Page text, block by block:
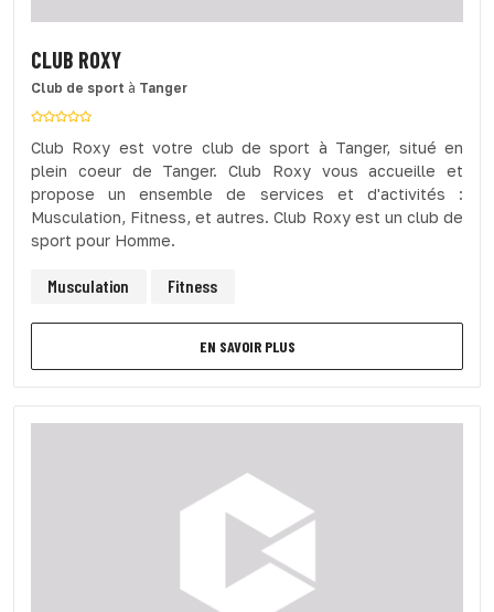
CLUB ROXY
Club de sport à Tanger
Club Roxy est votre club de sport à Tanger, situé en
plein coeur de Tanger. Club Roxy vous accueille et
propose un ensemble de services et d'activités :
Musculation, Fitness, et autres. Club Roxy est un club de
sport pour Homme.
Musculation Fitness
EN SAVOIR PLUS